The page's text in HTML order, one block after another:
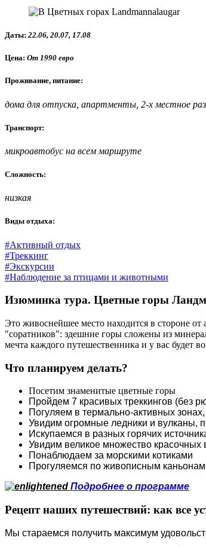
Даты: 22.06, 20.07, 17.08
Цена: От 1990 евро
Проживание, питание:
дома для отпуска, апартменты, 2-х местное
Транспорт:
микроавтобус на всем маршруте
Сложность:
низкая
Виды отдыха:
#Активный отдых
#Треккинг
#Экскурсии
#Наблюдение за птицами и животными
Изюминка тура. Цветные горы
Это живоснейшее место находится в стороне от
"соратников": здешние горы сложены из
мечта каждого путешественника и у вас будет
Что планируем делать?
Посетим знаменитые цветные горы
Пройдем 7 красивых треккингов (без
Погуляем в термально-активных
Увидим огромные ледники и вулканы,
Искупаемся в разных горячих
Увидим великое множество красочных
Понаблюдаем за морскими котиками
Прогуляемся по живописным
Подробнее о программе
Рецепт наших путешествий: как все
Мы стараемся получить максимум